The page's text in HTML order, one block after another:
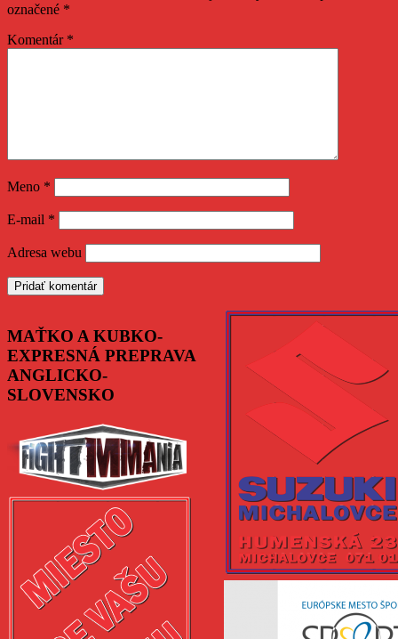
označené *
Komentár *
Meno *
E-mail *
Adresa webu
MAŤKO A KUBKO-
EXPRESNÁ PREPRAVA
ANGLICKO-
SLOVENSKO